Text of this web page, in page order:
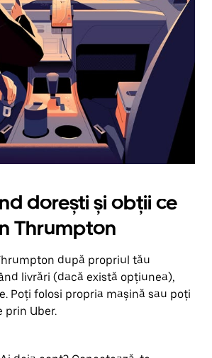
dorești și obții ce
Thrumpton
după propriul tău
livrări (dacă există opțiunea),
Poți folosi propria mașină sau poți
prin Uber.